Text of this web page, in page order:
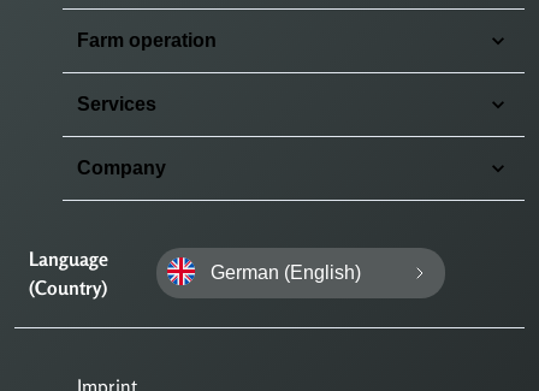
Farm operation
Services
Company
Language
(Country)
German (English)
Imprint